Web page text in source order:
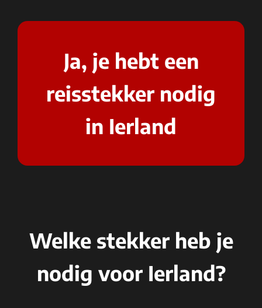
Ja, je hebt een
reisstekker nodig
in Ierland
Welke stekker heb je
nodig voor Ierland?